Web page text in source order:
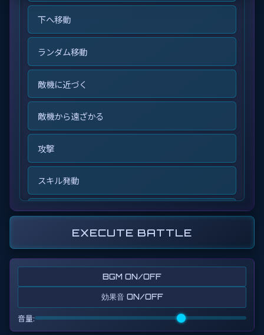
BLUE ROBOT PROGRAM
RED ROBOT PROGRAM
下へ移動
ランダム移動
敵機に近づく
敵機から遠ざかる
攻撃
スキル発動
スキル2発動
もし体力が50以下になったら開始
EXECUTE BATTLE
BGM ON/OFF
効果音 ON/OFF
音量: